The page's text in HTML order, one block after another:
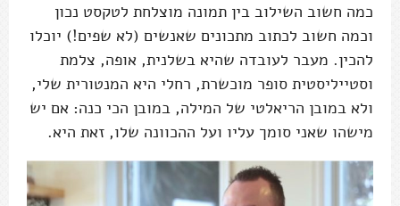
כמה חשוב השילוב בין תמונה מוצלחת לטקסט נכון
וכמה חשוב לכתוב מתכונים שאנשים (לא שפים!) יוכלו
להכין. מעבר לעובדה שהיא בשלנית, אופה, צלמת
וסטייליסטית סופר מוכשרת, רחלי היא המנטורית שלי,
ולא במובן הריאלטי של המילה, במובן הכי כנה: אם יש
מישהו שאני סומך עליו ועל ההכוונה שלו, זאת היא.